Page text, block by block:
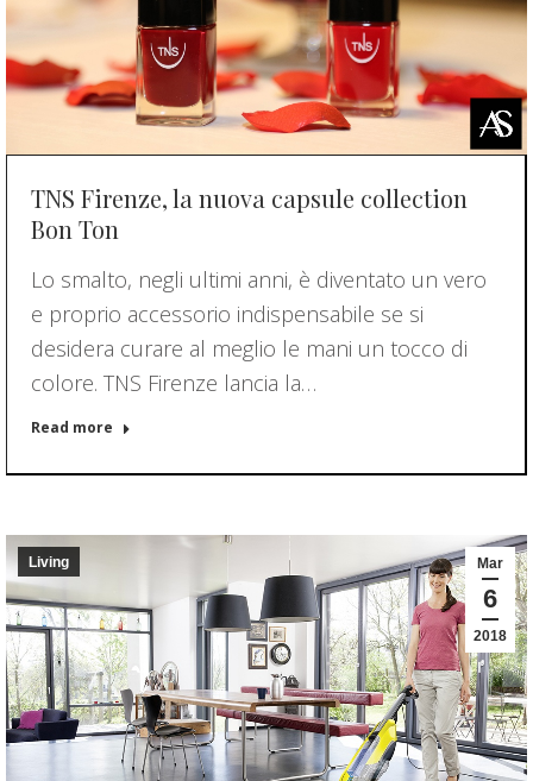
TNS Firenze, la nuova capsule collection
Bon Ton
Lo smalto, negli ultimi anni, è diventato un vero
e proprio accessorio indispensabile se si
desidera curare al meglio le mani un tocco di
colore. TNS Firenze lancia la…
Read more
Mar
6
2018
Living